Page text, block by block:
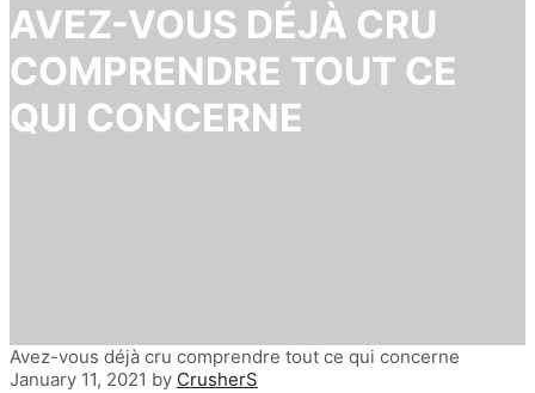
AVEZ-VOUS DÉJÀ CRU
COMPRENDRE TOUT CE
QUI CONCERNE
Avez-vous déjà cru comprendre tout ce qui concerne
January 11, 2021 by CrusherS